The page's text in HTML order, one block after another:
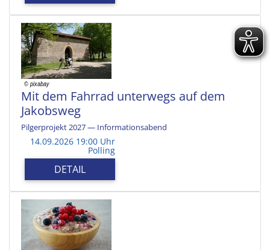
Mit dem Fahrrad unterwegs auf dem
Jakobsweg
Pilgerprojekt 2027 — Informationsabend
14.09.2026 19:00 Uhr
Polling
DETAIL